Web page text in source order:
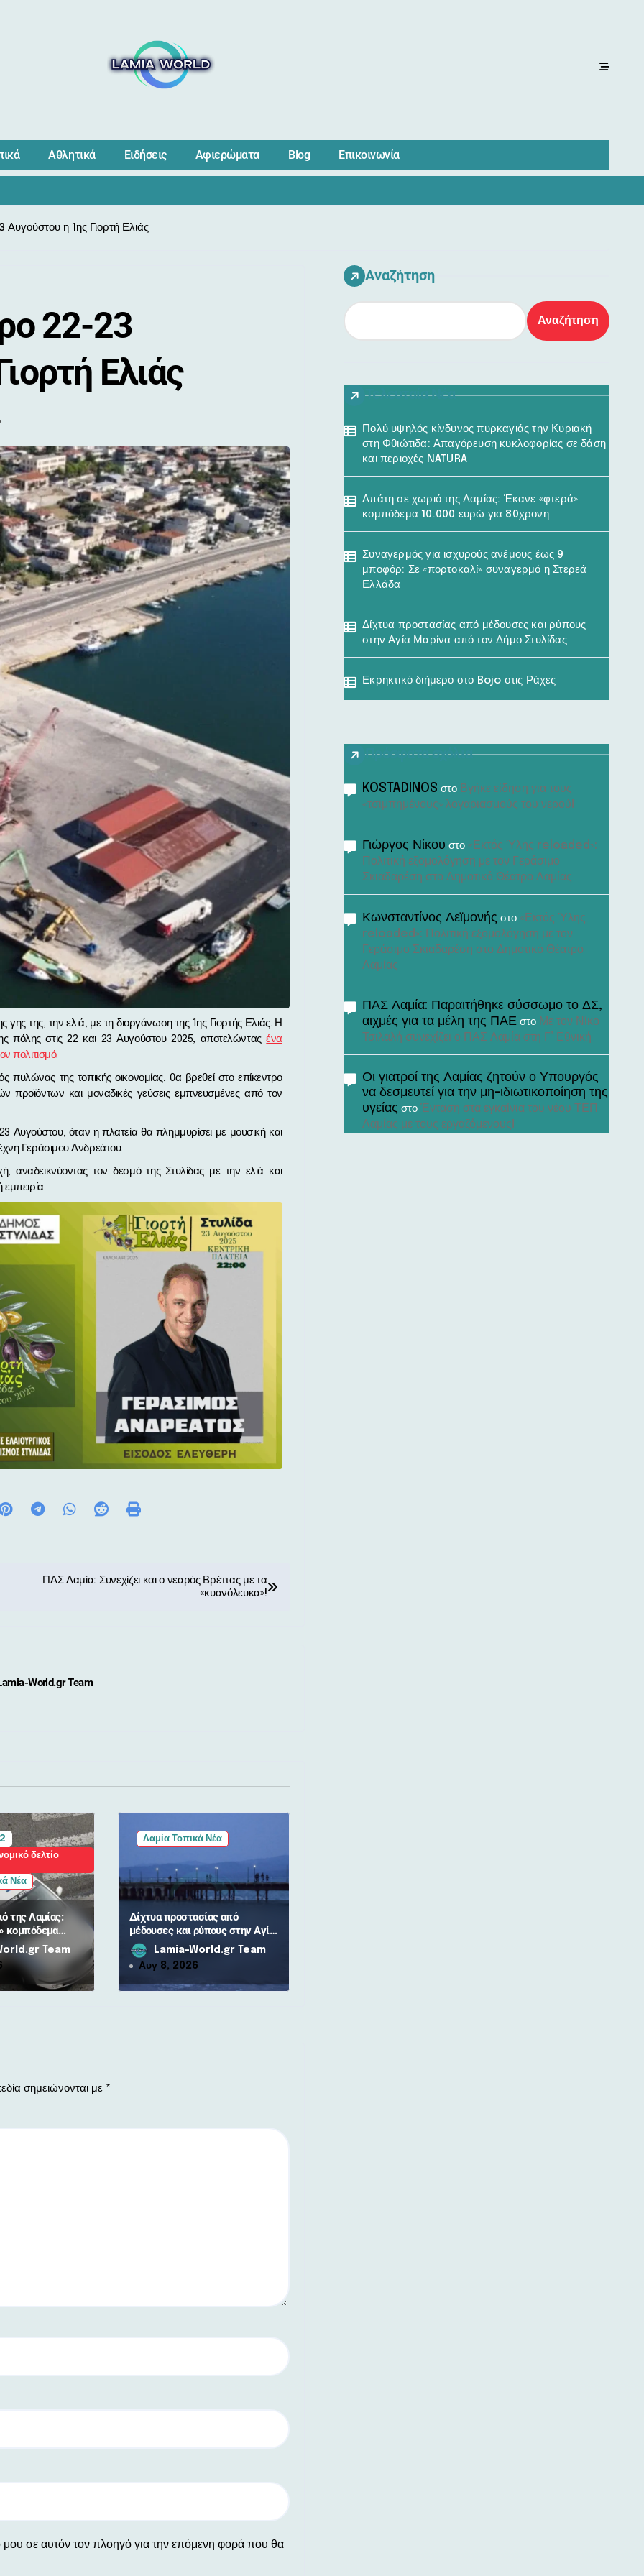
Αθλητικά Ειδήσεις Αφιερώματα Blog Επικοινωνία
Αυγούστου η 1ης Γιορτή Ελιάς
22-23
Ελιάς
πόλης στις 22 και 23 Αυγούστου 2025, αποτελώνταςένα
πολιτισμό.
πυλώνας της τοπικής οικονομίας, θα βρεθεί στο επίκεντρο
προϊόντων και μοναδικές γεύσεις εμπνευσμένες από τον
όταν η πλατεία θα πλημμυρίσει με μουσική και
Γεράσιμου Ανδρεάτου.
αναδεικνύοντας τον δεσμό της Στυλίδας με την ελιά και
ΠΑΣ Λαμία: Συνεχίζει και ο νεαρός Βρέττας με τα
«κυανόλευκα»!
World.gr Team
δελτίο
Νέα
της Λαμίας:
κομπόδεμα
80χρονηTeam
Λαμία Τοπικά Νέα
Δίχτυα προστασίας από
μέδουσες και ρύπους στην Αγία
Μαρίνα από τον Δήμο Στυλίδας
Lamia-World.gr Team
Αυγ 8, 2026
σημειώνονται με *
σε αυτόν τον πλοηγό για την επόμενη φορά που θα
Αναζήτηση
Αναζήτηση
Τελευταία Νέα
Πολύ υψηλός κίνδυνος πυρκαγιάς την Κυριακή
στη Φθιώτιδα: Απαγόρευση κυκλοφορίας σε δάση
και περιοχές NATURA
Απάτη σε χωριό της Λαμίας: Έκανε «φτερά»
κομπόδεμα 10.000 ευρώ για 80χρονη
Συναγερμός για ισχυρούς ανέμους έως 9
μποφόρ: Σε «πορτοκαλί» συναγερμό η Στερεά
Ελλάδα
Δίχτυα προστασίας από μέδουσες και ρύπους
στην Αγία Μαρίνα από τον Δήμο Στυλίδας
Εκρηκτικό διήμερο στο Bojo στις Ράχες
Πρόσφατα σχόλια
KOSTADINOS στο Βγήκε είδηση για τους
«τσιμπημένους» λογαριασμούς του νερού!
Γιώργος Νίκου στο «Εκτός Ύλης reloaded»:
Πολιτική εξομολόγηση με τον Γεράσιμο
Σκιαδαρέση στο Δημοτικό Θέατρο Λαμίας
Κωνσταντίνος Λεϊμονής στο «Εκτός Ύλης
reloaded»: Πολιτική εξομολόγηση με τον
Γεράσιμο Σκιαδαρέση στο Δημοτικό Θέατρο
Λαμίας
ΠΑΣ Λαμία: Παραιτήθηκε σύσσωμο το ΔΣ,
αιχμές για τα μέλη της ΠΑΕ στο Με τον Νίκο
Τσιλαλή συνεχίζει ο ΠΑΣ Λαμία στη Γ’ Εθνική
Οι γιατροί της Λαμίας ζητούν ο Υπουργός
να δεσμευτεί για την μη-ιδιωτικοποίηση της
υγείας στο Ένταση στα εγκαίνια του νέου ΤΕΠ
Λαμίας με τους εργαζόμενους!